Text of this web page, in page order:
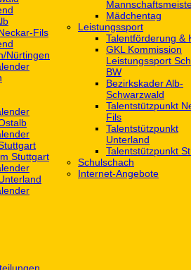
Fils
Nürtingen
Stuttgart
Mädchentag
Leistungssport
Talentförderung &
GKL Kommission
Leistungssport
BW
Bezirkskader Alb-
Schwarzwald
Talentstützpunkt
Fils
Talentstützpunkt
Unterland
Talentstützpunkt
Schulschach
Internet-Angebote